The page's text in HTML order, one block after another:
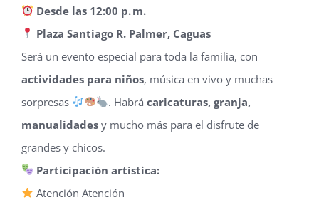
Desde las 12:00 p. m.
Plaza Santiago R. Palmer, Caguas
Será un evento especial para toda la familia, con
actividades para niños, música en vivo y muchas
sorpresas
. Habrácaricaturas, granja,
manualidadesy mucho más para el disfrute de
grandes y chicos.
Participación artística:
Atención Atención